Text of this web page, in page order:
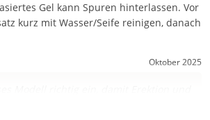
Gel kann Spuren hinterlassen. Vor
kurz mit Wasser/Seife reinigen, danach
Oktober 2025